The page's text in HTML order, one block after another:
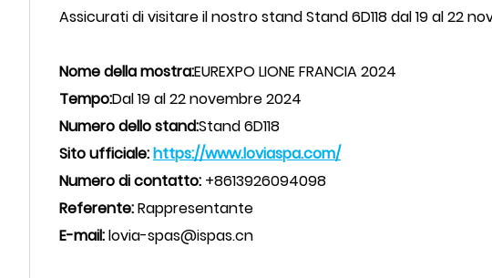
Assicurati di visitare il nostro stand Stand 6D118 dal 19 al
Nome della mostra:EUREXPO LIONE FRANCIA 2024
Tempo:Dal 19 al 22 novembre 2024
Numero dello stand:Stand 6D118
Sito ufficiale:https://www.loviaspa.com/
Numero di contatto: +8613926094098
Referente:Rappresentante
E-mail:lovia-spas@ispas.cn